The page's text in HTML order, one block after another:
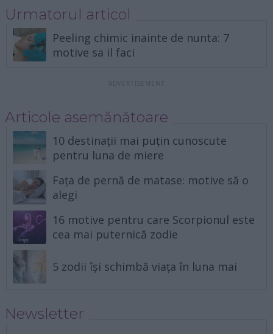
Urmatorul articol
Peeling chimic inainte de nunta: 7
motive sa il faci
Articole asemănătoare
10 destinații mai puțin cunoscute
pentru luna de miere
Fața de pernă de matase: motive să o
alegi
16 motive pentru care Scorpionul este
cea mai puternică zodie
5 zodii își schimbă viața în luna mai
Newsletter